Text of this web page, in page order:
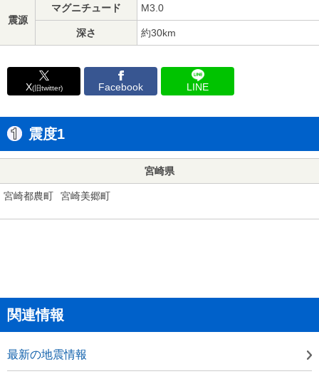
震源
マグニチュード M3.0
深さ 約30km
X(旧twitter) Facebook LINE
震度1
宮崎県
宮崎都農町 宮崎美郷町
関連情報
最新の地震情報